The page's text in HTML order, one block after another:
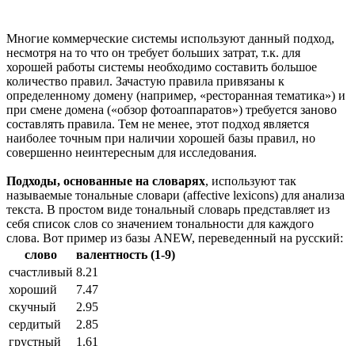
Многие коммерческие системы используют данный подход,
несмотря на то что он требует больших затрат, т.к. для
хорошей работы системы необходимо составить большое
количество правил. Зачастую правила привязаны к
определенному домену (например, «ресторанная тематика») и
при смене домена («обзор фотоаппаратов») требуется заново
составлять правила. Тем не менее, этот подход является
наиболее точным при наличии хорошей базы правил, но
совершенно неинтересным для исследования.
Подходы, основанные на словарях, используют так
называемые тональные словари (affective lexicons) для анализа
текста. В простом виде тональный словарь представляет из
себя список слов со значением тональности для каждого
слова. Вот пример из базы ANEW, переведенный на русский:
слово
валентность (1-9)
счастливый 8.21
хороший
7.47
скучный
2.95
сердитый
2.85
грустный
1.61